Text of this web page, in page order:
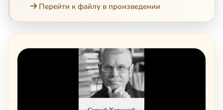
Перейти к файлу в произведении